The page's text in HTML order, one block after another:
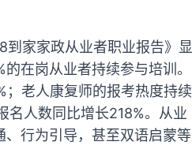
家家政从业者职业报告》显
在岗从业者持续参与培训。
；老人康复师的报考热度持续
名人数同比增长218%。从业
、行为引导，甚至双语启蒙等